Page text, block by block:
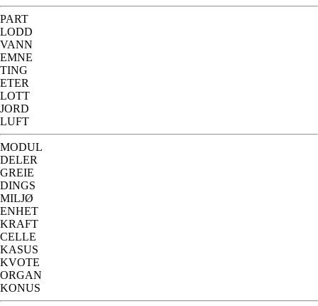
PART
LODD
VANN
EMNE
TING
ETER
LOTT
JORD
LUFT
MODUL
DELER
GREIE
DINGS
MILJØ
ENHET
KRAFT
CELLE
KASUS
KVOTE
ORGAN
KONUS